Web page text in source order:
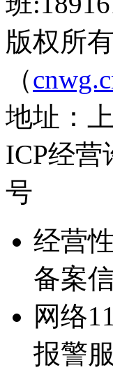
版权所
（
地址：
ICP经营
号
经营
备案
网络
报警